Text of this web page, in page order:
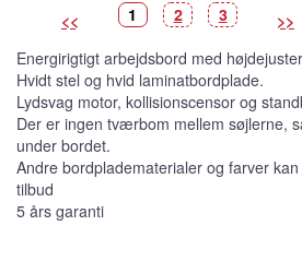
<< >>
B
i
e
d
e
1V
s
t
b
i
l
l
e
d
B
i
e
d
e
2 B
i
l
e
d
e
3
Energirigtigt arbejdsbord med
Hvidt stel og hvid laminatbordplade.
Lydsvag motor, kollisionscensor og
Der er ingen tværbom mellem søjlerne,
under bordet.
Andre bordpladematerialer og farver
tilbud
5 års garanti